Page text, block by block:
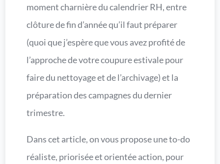
moment charnière du calendrier RH, entre
clôture de fin d’année qu’il faut préparer
(quoi que j’espère que vous avez profité de
l’approche de votre coupure estivale pour
faire du nettoyage et de l’archivage) et la
préparation des campagnes du dernier
trimestre.
Dans cet article, on vous propose une to-do
réaliste, priorisée et orientée action, pour